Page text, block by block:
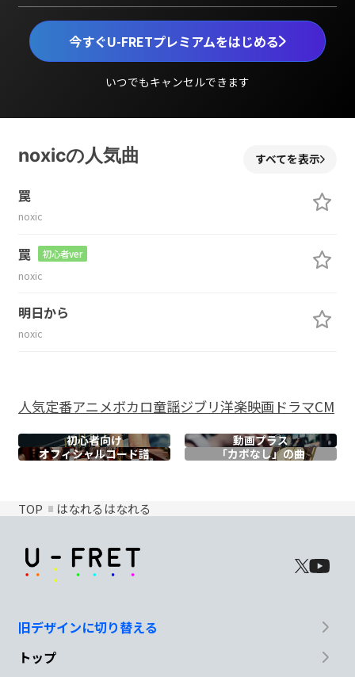
今すぐU-FRETプレミアムをはじめる
いつでもキャンセルできます
noxicの人気曲 すべてを表示
罠
noxic
罠 初心者ver
noxic
明日から
noxic
人気定番アニメボカロ童謡ジブリ洋楽映画ドラマCM
初心者向け
動画プラス
オフィシャルコード譜 「カポなし」の曲
TOP はなれるはなれる
旧デザインに切り替える
トップ